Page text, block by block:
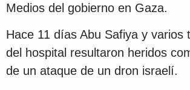
Medios del gobierno en Gaza.
Hace 11 días Abu Safiya y varios
del hospital resultaron heridos
de un ataque de un dron israelí.